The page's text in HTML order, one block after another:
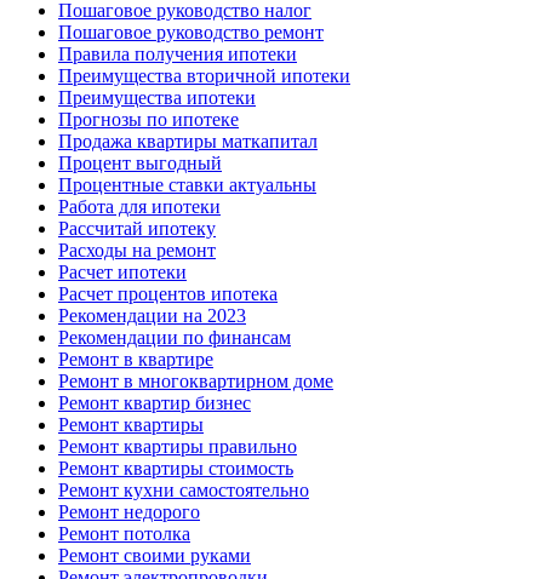
Пошаговое руководство налог
Пошаговое руководство ремонт
Правила получения ипотеки
Преимущества вторичной ипотеки
Преимущества ипотеки
Прогнозы по ипотеке
Продажа квартиры маткапитал
Процент выгодный
Процентные ставки актуальны
Работа для ипотеки
Рассчитай ипотеку
Расходы на ремонт
Расчет ипотеки
Расчет процентов ипотека
Рекомендации на 2023
Рекомендации по финансам
Ремонт в квартире
Ремонт в многоквартирном доме
Ремонт квартир бизнес
Ремонт квартиры
Ремонт квартиры правильно
Ремонт квартиры стоимость
Ремонт кухни самостоятельно
Ремонт недорого
Ремонт потолка
Ремонт своими руками